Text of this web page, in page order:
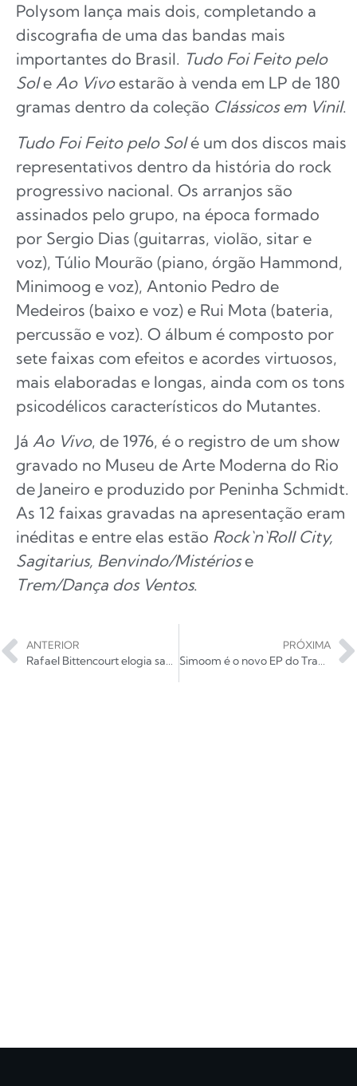
Polysom lança mais dois, completando a
discografia de uma das bandas mais
importantes do Brasil. Tudo Foi Feito pelo
Sole Ao Vivoestarão à venda em LP de 180
gramas dentro da coleção Clássicos em Vinil.
Tudo Foi Feito pelo Solé um dos discos mais
representativos dentro da história do rock
progressivo nacional. Os arranjos são
assinados pelo grupo, na época formado
por Sergio Dias (guitarras, violão, sitar e
voz), Túlio Mourão (piano, órgão Hammond,
Minimoog e voz), Antonio Pedro de
Medeiros (baixo e voz) e Rui Mota (bateria,
percussão e voz). O álbum é composto por
sete faixas com efeitos e acordes virtuosos,
mais elaboradas e longas, ainda com os tons
psicodélicos característicos do Mutantes.
Já Ao Vivo, de 1976, é o registro de um show
gravado no Museu de Arte Moderna do Rio
de Janeiro e produzido por Peninha Schmidt.
As 12 faixas gravadas na apresentação eram
inéditas e entre elas estão Rock`n`Roll City,
Sagitarius, Benvindo/Mistériose
Trem/Dança dos Ventos.
ANTERIOR
Rafael Bittencourt elogia santista Sephion em master class
PRÓXIMA
Simoom é o novo EP do Travelling Wave – show de estreia neste sábado